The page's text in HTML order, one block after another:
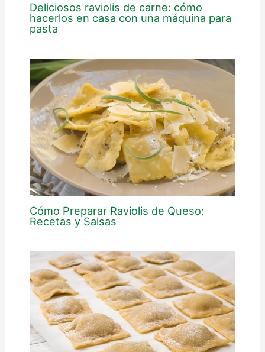
Deliciosos raviolis de carne: cómo
hacerlos en casa con una máquina para
pasta
Cómo Preparar Raviolis de Queso:
Recetas y Salsas